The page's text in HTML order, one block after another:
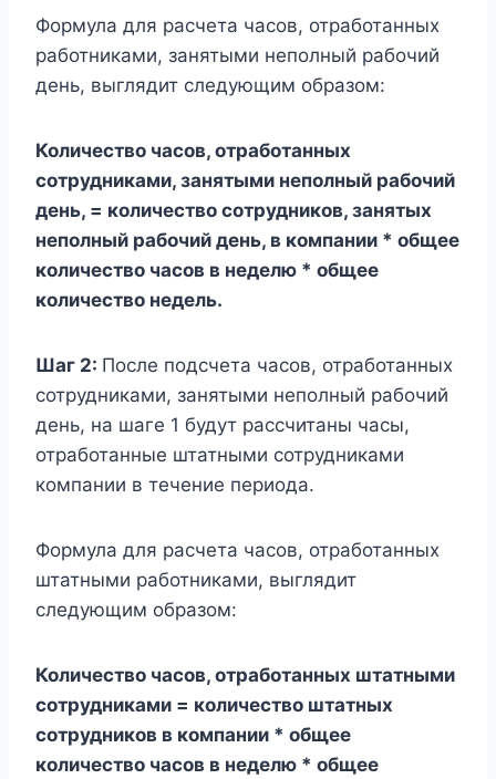
Формула для расчета часов, отработанных
работниками, занятыми неполный рабочий
день, выглядит следующим образом:
Количество часов, отработанных
сотрудниками, занятыми неполный рабочий
день, = количество сотрудников, занятых
неполный рабочий день, в компании * общее
количество часов в неделю * общее
количество недель.
Шаг 2: После подсчета часов, отработанных
сотрудниками, занятыми неполный рабочий
день, на шаге 1 будут рассчитаны часы,
отработанные штатными сотрудниками
компании в течение периода.
Формула для расчета часов, отработанных
штатными работниками, выглядит
следующим образом:
Количество часов, отработанных штатными
сотрудниками = количество штатных
сотрудников в компании * общее
количество часов в неделю * общее